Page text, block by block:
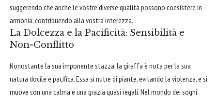
suggerendo che anche le vostre diverse qualità possono coesistere in
armonia, contribuendo alla vostra interezza.
La Dolcezza e la Pacificità: Sensibilità e
Non-Conflitto
Nonostante la sua imponente stazza, la giraffa è nota per la sua
natura docile e pacifica. Essa si nutre di piante, evitando la violenza, e si
muove con una calma e una grazia quasi regali. Nel mondo dei sogni,